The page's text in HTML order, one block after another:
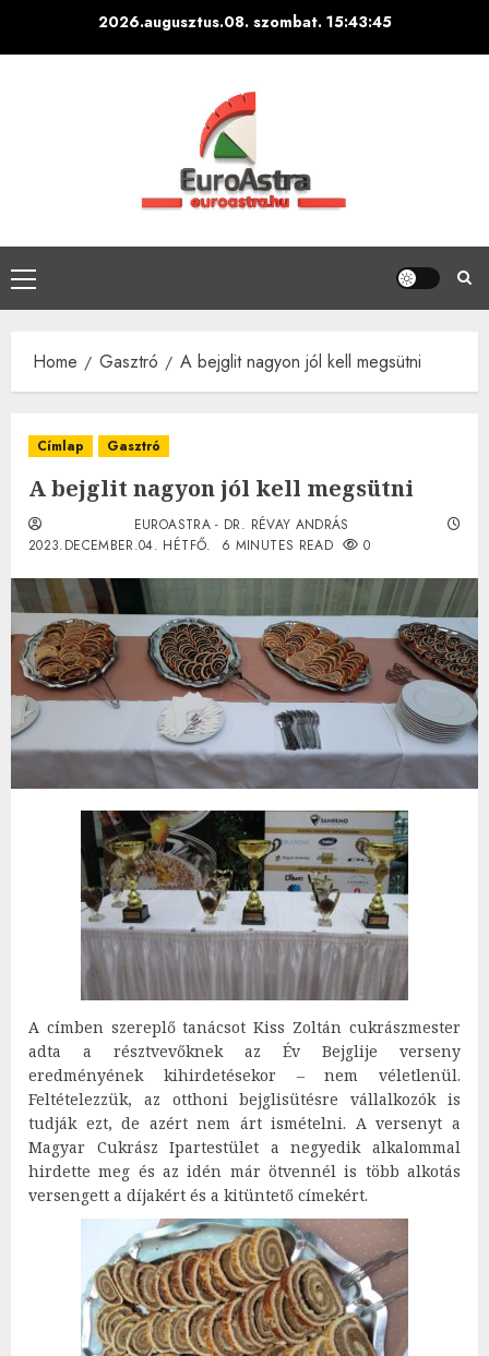
2026.augusztus.08. szombat. 15:43:47
Primary
Menu
Home Gasztró A bejglit nagyon jól kell megsütni
Címlap Gasztró
A bejglit nagyon jól kell megsütni
EUROASTRA - DR. RÉVAY ANDRÁS
2023.DECEMBER.04. HÉTFŐ.
6 MINUTES READ 0
A címben szereplő tanácsot Kiss Zoltán cukrászmester
adta a résztvevőknek az Év Bejglije verseny
eredményének kihirdetésekor – nem véletlenül.
Feltételezzük, az otthoni bejglisütésre vállalkozók is
tudják ezt, de azért nem árt ismételni. A versenyt a
Magyar Cukrász Ipartestület a negyedik alkalommal
hirdette meg és az idén már ötvennél is több alkotás
versengett a díjakért és a kitüntető címekért.